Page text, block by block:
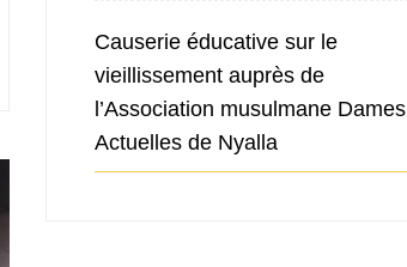
Causerie éducative sur le
vieillissement auprès de
l’Association musulmane Dames
Actuelles de Nyalla